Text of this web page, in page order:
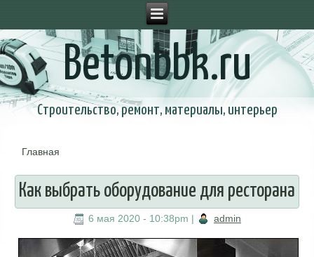
Betonbbk.ru
Строительство, ремонт, материалы, интерьер
Главная
Как выбрать оборудование для ресторана
6 мая 2020 - 10:38pm | admin